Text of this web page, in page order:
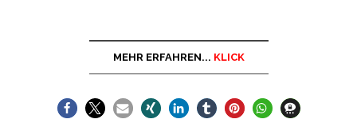
MEHR ERFAHREN... KLICK